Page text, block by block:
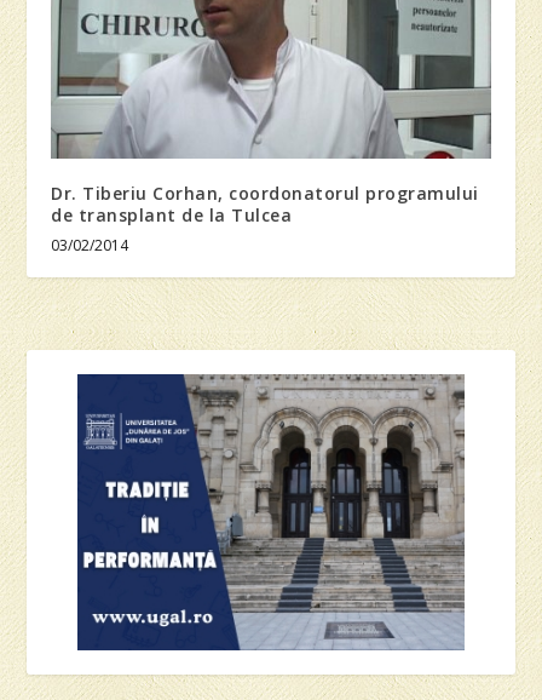
Dr. Tiberiu Corhan, coordonatorul programului
de transplant de la Tulcea
03/02/2014